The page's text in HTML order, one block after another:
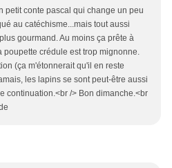
petit conte pascal qui change un peu
au catéchisme...mais tout aussi
gourmand. Au moins ça prête à
poupette crédule est trop mignonne.
(ça m'étonnerait qu'il en reste
les lapins se sont peut-être aussi
continuation.<br /> Bon dimanche.<br